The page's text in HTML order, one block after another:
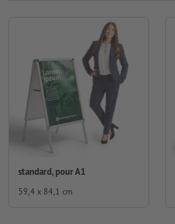
standard, pour A1
59,4 x 84,1 cm